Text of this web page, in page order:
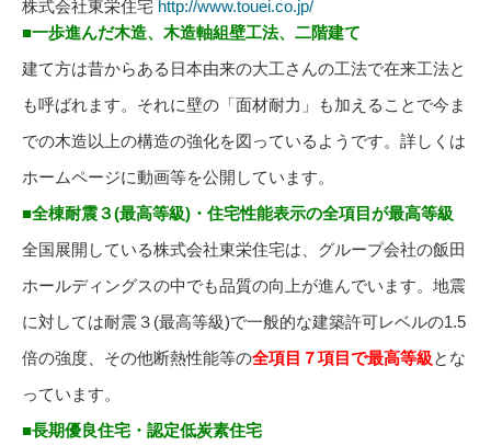
株式会社東栄住宅 http://www.touei.co.jp/
■一歩進んだ木造、木造軸組壁工法、二階建て
建て方は昔からある日本由来の大工さんの工法で在来工法と
も呼ばれます。それに壁の「面材耐力」も加えることで今ま
での木造以上の構造の強化を図っているようです。詳しくは
ホームページに動画等を公開しています。
■全棟耐震３(最高等級)・住宅性能表示の全項目が最高等級
全国展開している株式会社東栄住宅は、グループ会社の飯田
ホールディングスの中でも品質の向上が進んでいます。地震
に対しては耐震３(最高等級)で一般的な建築許可レベルの1.5
倍の強度、その他断熱性能等の全項目７項目で最高等級とな
っています。
■長期優良住宅・認定低炭素住宅